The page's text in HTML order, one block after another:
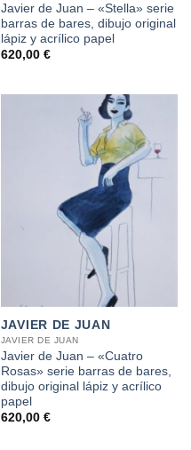
Javier de Juan – «Stella» serie
barras de bares, dibujo original
lápiz y acrílico papel
620,00 €
JAVIER DE JUAN
JAVIER DE JUAN
Javier de Juan – «Cuatro
Rosas» serie barras de bares,
dibujo original lápiz y acrílico
papel
620,00 €